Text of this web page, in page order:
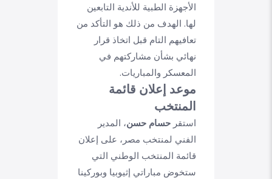
الأجهزة الطبية للأندية التابعين
لها. الهدف من ذلك هو التأكد من
تعافيهم التام قبل اتخاذ قرار
نهائي بشأن مشاركتهم في
المعسكر والمباريات.
موعد إعلان قائمة
المنتخب
استقر حسام حسن، المدير
الفني لمنتخب مصر، على إعلان
قائمة المنتخب الوطني التي
ستخوض مباراتي إثيوبيا وبوركينا